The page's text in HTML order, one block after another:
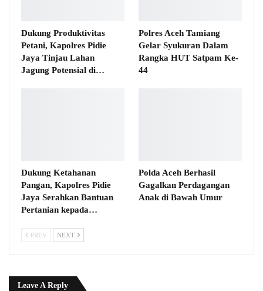
Dukung Produktivitas
Petani, Kapolres Pidie
Jaya Tinjau Lahan
Jagung Potensial di…
Polres Aceh Tamiang
Gelar Syukuran Dalam
Rangka HUT Satpam Ke-
44
Dukung Ketahanan
Pangan, Kapolres Pidie
Jaya Serahkan Bantuan
Pertanian kepada…
Polda Aceh Berhasil
Gagalkan Perdagangan
Anak di Bawah Umur
PREV NEXT
Leave A Reply